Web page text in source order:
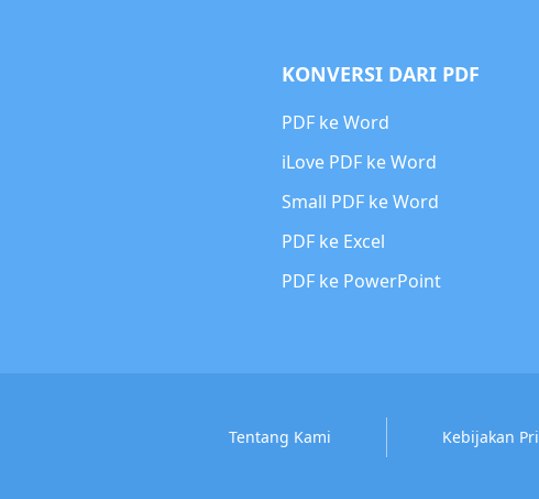
KONVERSI DARI PDF
PDF ke Word
iLove PDF ke Word
Small PDF ke Word
PDF ke Excel
PDF ke PowerPoint
Tentang Kami Kebijakan